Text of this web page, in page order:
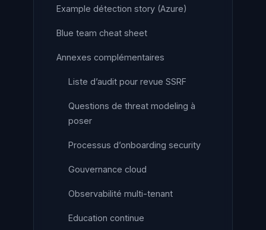
Example détection story (Azure)
Blue team cheat sheet
Annexes complémentaires
Liste d’audit pour revue SSRF
Questions de threat modeling à
poser
Processus d’onboarding security
Gouvernance cloud
Observabilité multi-tenant
Education continue